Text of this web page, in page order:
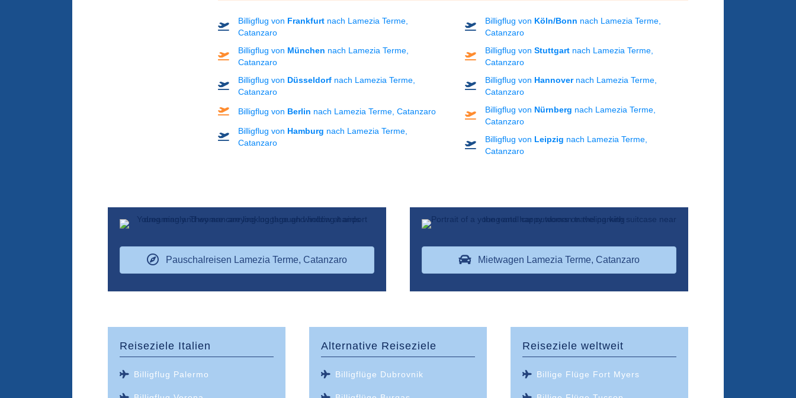
Billigflug von Frankfurt nach Lamezia Terme,
Catanzaro
Billigflug von München nach Lamezia Terme,
Catanzaro
Billigflug von Düsseldorf nach Lamezia Terme,
Catanzaro
Billigflug von Berlin nach Lamezia Terme, Catanzaro
Billigflug von Hamburg nach Lamezia Terme,
Catanzaro
Billigflug von Köln/Bonn nach Lamezia Terme,
Catanzaro
Billigflug vonStuttgart nach Lamezia Terme,
Catanzaro
Billigflug von Hannovernach Lamezia Terme,
Catanzaro
Billigflug von Nürnberg nach Lamezia Terme,
Catanzaro
Billigflug von Leipzig nach Lamezia Terme,
Catanzaro
Pauschalreisen Lamezia Terme, Catanzaro Mietwagen Lamezia Terme, Catanzaro
Reiseziele Italien
Billigflug Palermo
Alternative Reiseziele
Billigflüge Dubrovnik
Reiseziele weltweit
Billige Flüge Fort Myers